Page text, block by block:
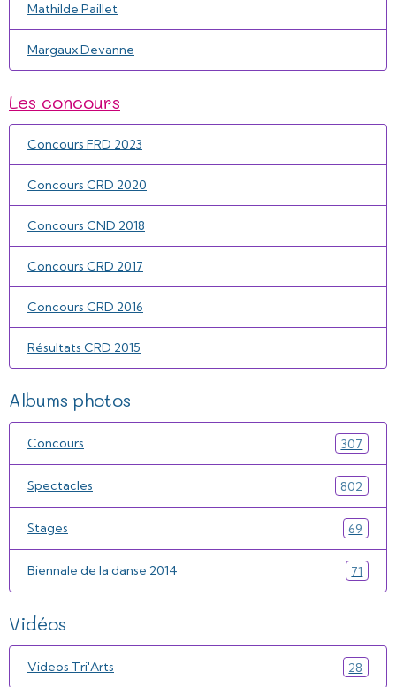
Mathilde Paillet
Margaux Devanne
Les concours
Concours FRD 2023
Concours CRD 2020
Concours CND 2018
Concours CRD 2017
Concours CRD 2016
Résultats CRD 2015
Albums photos
Concours 307
Spectacles 802
Stages 69
Biennale de la danse 2014 71
Vidéos
Videos Tri'Arts 28